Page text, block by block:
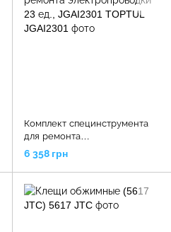
Комплект специнструмента
для ремонта
электропроводки 23 ед.,
JGAI2301 TOPTUL
6 358 грн